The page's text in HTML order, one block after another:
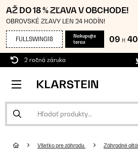
AŽ DO 18 % ZĽAVA V OBCHODE!
OBROVSKÉ ZĽAVY LEN 24 HODÍN!
FULLSWING18
Nakupujte
teraz
09 H 40
2 ročná záruka
Všetko pre záhradu Záhradné